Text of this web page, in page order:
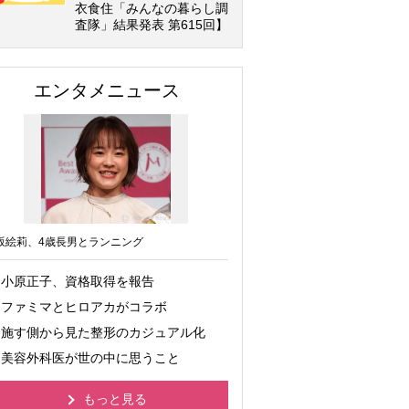
衣食住「みんなの暮らし調
査隊」結果発表 第615回】
エンタメニュース
絵莉、4歳長男とランニング
小原正子、資格取得を報告
ファミマとヒロアカがコラボ
施す側から見た整形のカジュアル化
美容外科医が世の中に思うこと
もっと見る